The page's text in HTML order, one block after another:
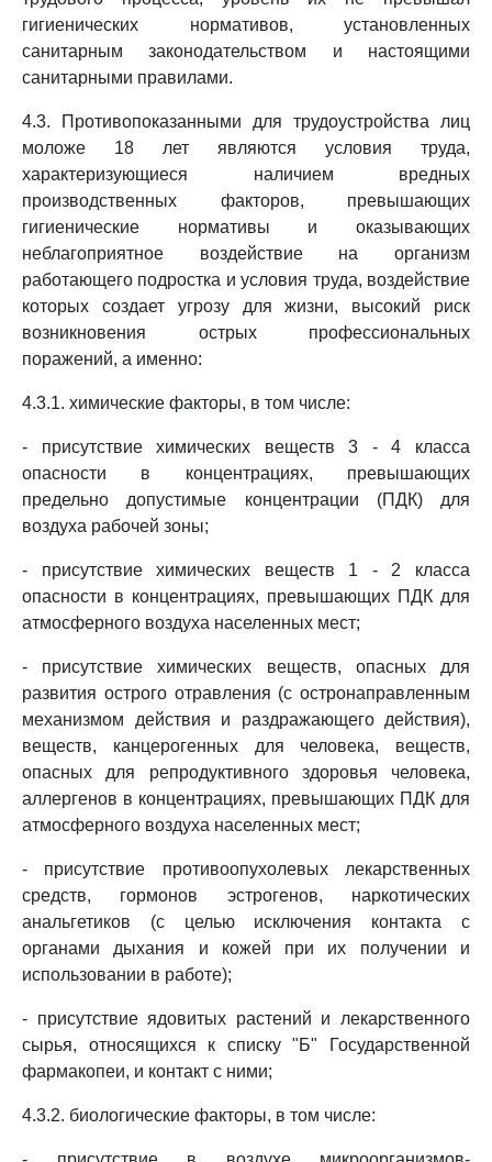
гигиенических нормативов, установленных
санитарным законодательством и настоящими
санитарными правилами.
4.3. Противопоказанными для трудоустройства лиц
моложе 18 лет являются условия труда,
характеризующиеся наличием вредных
производственных факторов, превышающих
гигиенические нормативы и оказывающих
неблагоприятное воздействие на организм
работающего подростка и условия труда, воздействие
которых создает угрозу для жизни, высокий риск
возникновения острых профессиональных
поражений, а именно:
4.3.1. химические факторы, в том числе:
- присутствие химических веществ 3 - 4 класса
опасности в концентрациях, превышающих
предельно допустимые концентрации (ПДК) для
воздуха рабочей зоны;
- присутствие химических веществ 1 - 2 класса
опасности в концентрациях, превышающих ПДК для
атмосферного воздуха населенных мест;
- присутствие химических веществ, опасных для
развития острого отравления (с остронаправленным
механизмом действия и раздражающего действия),
веществ, канцерогенных для человека, веществ,
опасных для репродуктивного здоровья человека,
аллергенов в концентрациях, превышающих ПДК для
атмосферного воздуха населенных мест;
- присутствие противоопухолевых лекарственных
средств, гормонов эстрогенов, наркотических
анальгетиков (с целью исключения контакта с
органами дыхания и кожей при их получении и
использовании в работе);
- присутствие ядовитых растений и лекарственного
сырья, относящихся к списку "Б" Государственной
фармакопеи, и контакт с ними;
4.3.2. биологические факторы, в том числе: